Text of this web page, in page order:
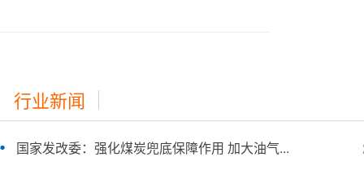
行业新闻
国家发改委：强化煤炭兜底保障作用 加大油气...